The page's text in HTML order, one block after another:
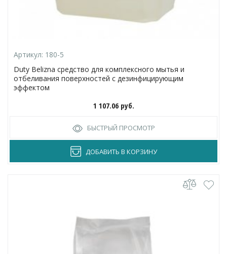
Артикул: 180-5
Duty Belizna средство для комплексного мытья и
отбеливания поверхностей с дезинфицирующим
эффектом
1 107.06 руб.
БЫСТРЫЙ ПРОСМОТР
ДОБАВИТЬ В КОРЗИНУ